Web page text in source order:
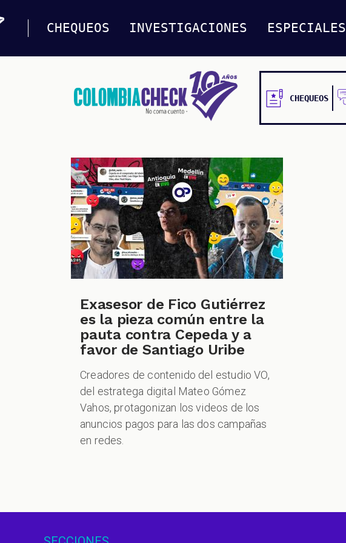
CHEQUEOS INVESTIGACIONES ESPECIALES
CHEQUEOS
Exasesor de Fico Gutiérrez
es la pieza común entre la
pauta contra Cepeda y a
favor de Santiago Uribe
Creadores de contenido del estudio VO,
del estratega digital Mateo Gómez
Vahos, protagonizan los videos de los
anuncios pagos para las dos campañas
en redes.